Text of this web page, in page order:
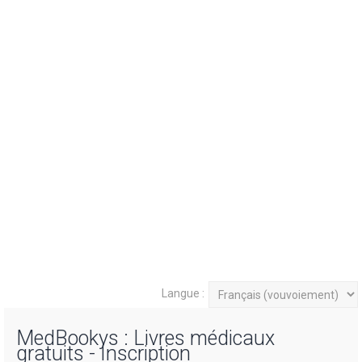
Langue :
MedBookys : Livres médicaux
gratuits - Inscription